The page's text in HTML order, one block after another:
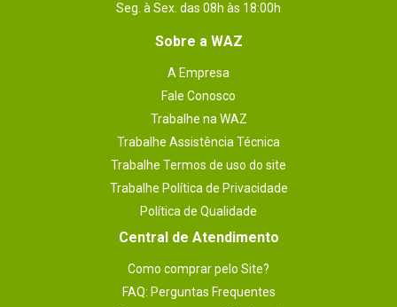
Seg. à Sex. das 08h às 18:00h
Sobre a WAZ
A Empresa
Fale Conosco
Trabalhe na WAZ
Trabalhe Assistência Técnica
Trabalhe Termos de uso do site
Trabalhe Política de Privacidade
Política de Qualidade
Central de Atendimento
Como comprar pelo Site?
FAQ: Perguntas Frequentes